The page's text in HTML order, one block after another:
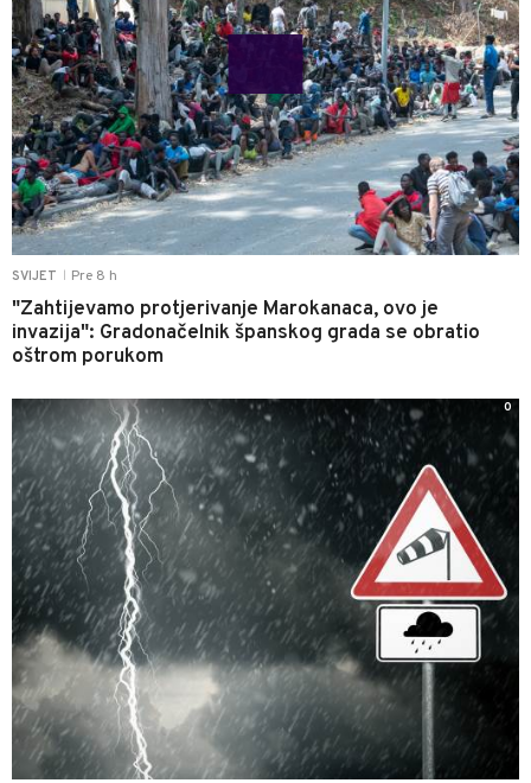
SVIJET Pre 8 h
"Zahtijevamo protjerivanje Marokanaca, ovo je
invazija": Gradonačelnik španskog grada se obratio
oštrom porukom
0